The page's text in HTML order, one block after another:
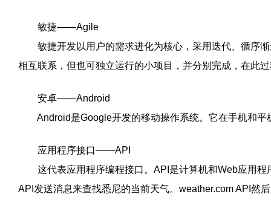
敏捷——Agile
敏捷开发以用户的需求进化为核心，采用迭代、循序渐
相互联系，但也可独立运行的小项目，并分别完成，在此
安卓——Android
Android是Google开发的移动操作系统。它在手机和平
应用程序接口——API
这代表应用程序编程接口。API是计算机和Web应用程
API发送消息来查找悉尼的当前天气。weather.com API然